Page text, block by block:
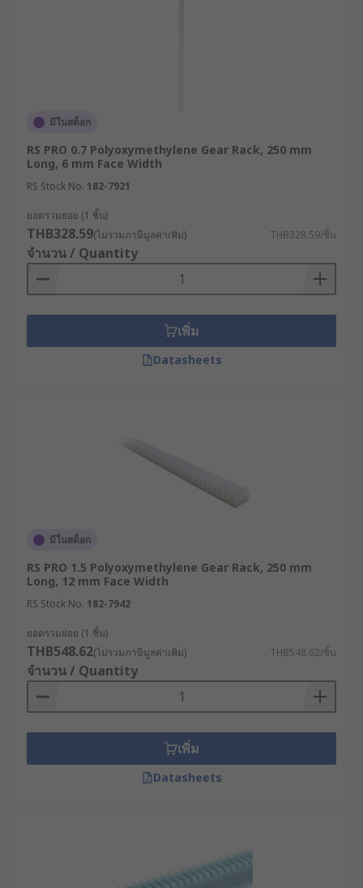
มีในสต็อก
RS PRO 0.7 Polyoxymethylene Gear Rack, 250 mm
Long, 6 mm Face Width
RS Stock No. 182-7921
ยอดรวมย่อย (1 ชิ้น)
THB328.59(ไม่รวมภาษีมูลค่าเพิ่ม) THB328.59/ชิ้น
จำนวน / Quantity
เพิ่ม
Datasheets
มีในสต็อก
RS PRO 1.5 Polyoxymethylene Gear Rack, 250 mm
Long, 12 mm Face Width
RS Stock No. 182-7942
ยอดรวมย่อย (1 ชิ้น)
THB548.62(ไม่รวมภาษีมูลค่าเพิ่ม) THB548.62/ชิ้น
จำนวน / Quantity
เพิ่ม
Datasheets